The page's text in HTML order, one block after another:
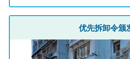
优先拆卸令颁